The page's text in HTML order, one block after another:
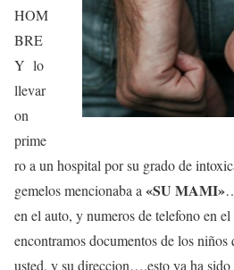
HOM
BRE
Y lo
llevar
on
prime
ro a un hospital por su grado de
gemelos mencionaba a «SU MAMI»
en el auto, y numeros de telefono en
encontramos documentos de los
usted, y su direccion….esto ya ha sido